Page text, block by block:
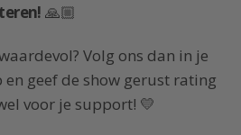
🙏🏼
Volg ons dan in je
geef de show gerust rating
voor je support! 💛